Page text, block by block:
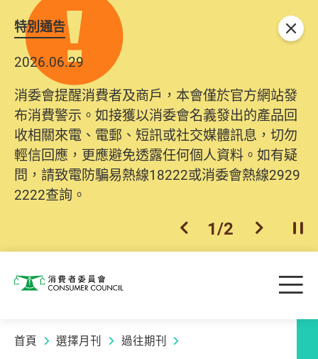
特別通告
2026.06.29
消委會提醒消費者及商戶，本會僅於官方網站發
布消費警示。如接獲以消委會名義發出的產品回
收相關來電、電郵、短訊或社交媒體訊息，切勿
輕信回應，更應避免透露任何個人資料。如有疑
問，請致電防騙易熱線18222或消委會熱線2929
2222查詢。
上一個
1/2 下一個開
關閉
消費者委員會 目
首頁 選擇月刊 過往期刊